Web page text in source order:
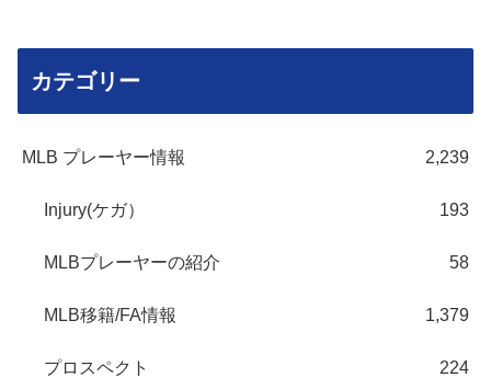
カテゴリー
MLB プレーヤー情報 2,239
Injury(ケガ） 193
MLBプレーヤーの紹介 58
MLB移籍/FA情報 1,379
プロスペクト 224